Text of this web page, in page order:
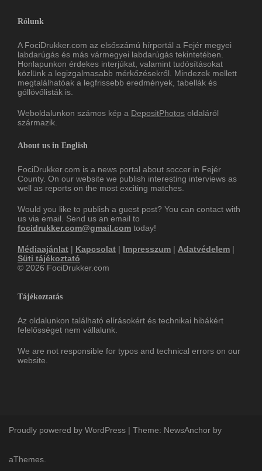
Rólunk
A FociDrukker.com az elsőszámú hírportál a Fejér megyei
labdarúgás és más vármegyei labdarúgás tekintetében.
Honlapunkon érdekes interjúkat, valamint tudósításokat
közlünk a legizgalmasabb mérkőzésekről. Mindezek mellett
megtalálhatóak a legfrissebb eredmények, tabellák és
góllövőlisták is.
Weboldalunkon számos kép a DepositPhotos oldaláról
származik.
About us in English
FociDrukker.com is a news portal about soccer in Fejér
County. On our website we publish interesting interviews as
well as reports on the most exciting matches.
Would you like to publish a guest post? You can contact with
us via email. Send us an email to
focidrukker.com@gmail.com today!
Médiaajánlat | Kapcsolat | Impresszum | Adatvédelem |
Süti tájékoztató
© 2026 FociDrukker.com
Tájékoztatás
Az oldalunkon található elírásokért és technikai hibákért
felelősséget nem vállalunk.
We are not responsible for typos and technical errors on our
website.
Proudly powered by WordPress | Theme: NewsAnchor by
aThemes.